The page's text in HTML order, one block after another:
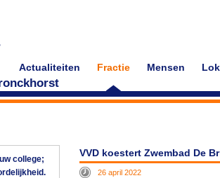
Actualiteiten Fractie Mensen
college;
VVD koestert Zwembad De
26 april 2022